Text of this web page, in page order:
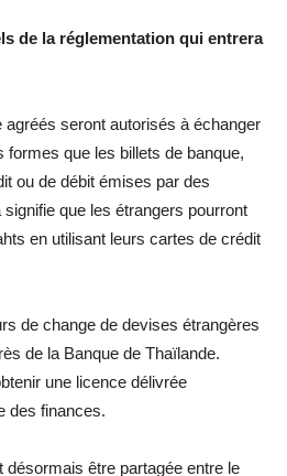
de la réglementation qui entrera
agréés seront autorisés à échanger
formes que les billets de banque,
ou de débit émises par des
que les étrangers pourront
en utilisant leurs cartes de crédit
de change de devises étrangères
de la Banque de Thaïlande.
une licence délivrée
des finances.
désormais être partagée entre le